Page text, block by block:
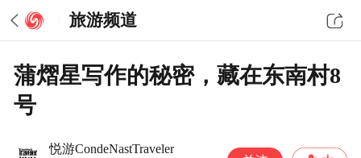
旅游频道
蒲熠星写作的秘密，藏在东南村8
号
悦游CondeNastTraveler